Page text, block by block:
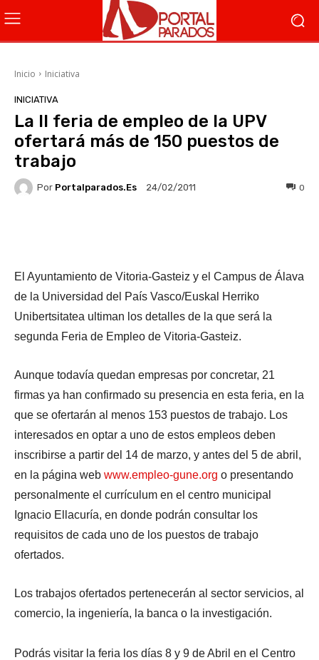
Inicio Iniciativa
INICIATIVA
La II feria de empleo de la UPV
ofertará más de 150 puestos de
trabajo
Por Portalparados.es 24/02/2011 0
El Ayuntamiento de Vitoria-Gasteiz y el Campus de Álava
de la Universidad del País Vasco/Euskal Herriko
Unibertsitatea ultiman los detalles de la que será la
segunda Feria de Empleo de Vitoria-Gasteiz.
Aunque todavía quedan empresas por concretar, 21
firmas ya han confirmado su presencia en esta feria, en la
que se ofertarán al menos 153 puestos de trabajo. Los
interesados en optar a uno de estos empleos deben
inscribirse a partir del 14 de marzo, y antes del 5 de abril,
en la página web www.empleo-gune.org o presentando
personalmente el currículum en el centro municipal
Ignacio Ellacuría, en donde podrán consultar los
requisitos de cada uno de los puestos de trabajo
ofertados.
Los trabajos ofertados pertenecerán al sector servicios, al
comercio, la ingeniería, la banca o la investigación.
Podrás visitar la feria los días 8 y 9 de Abril en el Centro